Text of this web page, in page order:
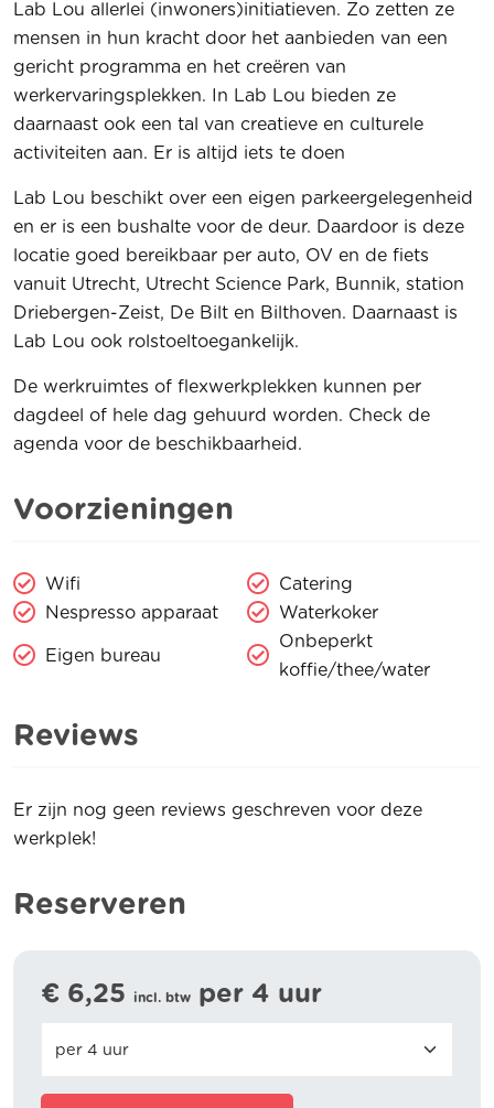
Lab Lou allerlei (inwoners)initiatieven. Zo zetten ze
mensen in hun kracht door het aanbieden van een
gericht programma en het creëren van
werkervaringsplekken. In Lab Lou bieden ze
daarnaast ook een tal van creatieve en culturele
activiteiten aan. Er is altijd iets te doen
Lab Lou beschikt over een eigen parkeergelegenheid
en er is een bushalte voor de deur. Daardoor is deze
locatie goed bereikbaar per auto, OV en de fiets
vanuit Utrecht, Utrecht Science Park, Bunnik, station
Driebergen-Zeist, De Bilt en Bilthoven. Daarnaast is
Lab Lou ook rolstoeltoegankelijk.
De werkruimtes of flexwerkplekken kunnen per
dagdeel of hele dag gehuurd worden. Check de
agenda voor de beschikbaarheid.
Voorzieningen
Wifi
Catering
Nespresso apparaat
Waterkoker
Eigen bureau
Onbeperkt
koffie/thee/water
Reviews
Er zijn nog geen reviews geschreven voor deze
werkplek!
Reserveren
€ 6,25 incl. btw per 4 uur